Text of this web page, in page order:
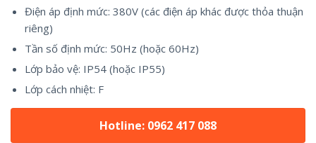
Điện áp định mức: 380V (các điện áp khác được thỏa thuận
riêng)
Tần số định mức: 50Hz (hoặc 60Hz)
Lớp bảo vệ: IP54 (hoặc IP55)
Lớp cách nhiệt: F
Hotline: 0962 417 088